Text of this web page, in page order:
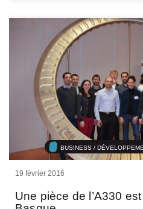
BUSINESS /
19 février 2016
Une pièce de l’A330